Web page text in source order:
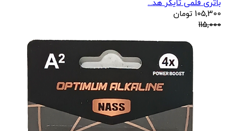
باتری قلمی تایگر هد...
105,300 تومان
115,000